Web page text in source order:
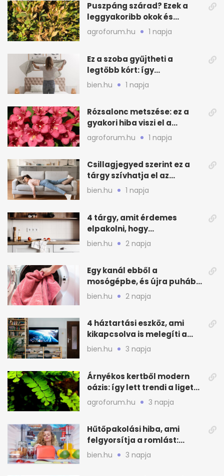
Puszpáng szárad? Ezek a
leggyakoribb okok és
teendők
agroforum.hu 1 napja
Ez a szoba gyűjtheti a
legtöbb kórt: így
mélytisztítsd otthon
bien.hu 1 napja
Rózsalonc metszése: ez a
gyakori hiba viszi el a
virágzást
agroforum.hu 1 napja
Csillagjegyed szerint ez a
tárgy szívhatja el az
otthonod energiáját
bien.hu 1 napja
4 tárgy, amit érdemes
elpakolni, hogy
hűvösebbnek tűnjön a lakás
bien.hu 2 napja
Egy kanál ebből a
mosógépbe, és újra puhább
lesz a törölköző
bien.hu 2 napja
4 háztartási eszköz, ami
kikapcsolva is melegíti a
lakást
bien.hu 3 napja
Árnyékos kertből modern
oázis: így lett trendi a ligetes
zöld
agroforum.hu 3 napja
Hűtőpakolási hiba, ami
felgyorsítja a romlást:
zónákra figyelj
bien.hu 3 napja